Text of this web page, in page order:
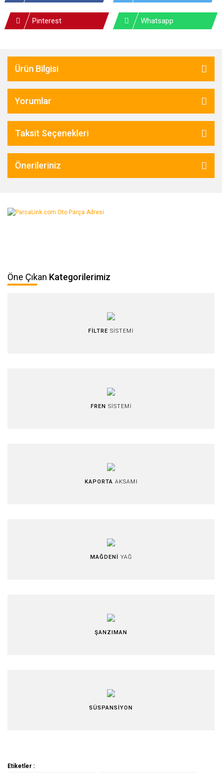
Pinterest Whatsapp
Ürün Bilgisi
Yorumlar
Taksit Seçenekleri
Önerileriniz
Öne Çıkan Kategorilerimiz
FİLTRE SİSTEMİ
FREN SİSTEMİ
KAPORTA AKSAMI
MAĞDENİ YAĞ
ŞANZIMAN
SÜSPANSİYON
Etiketler :